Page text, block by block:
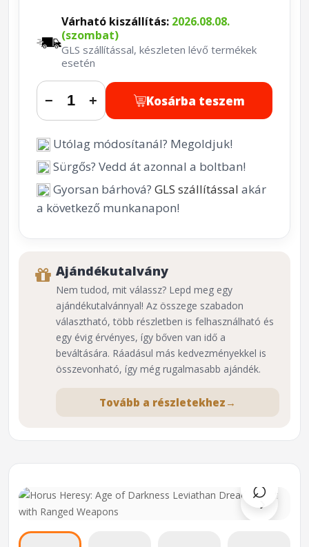
›
⌕
Várható kiszállítás: 2026.08.08.
(szombat)
GLS szállítással, készleten lévő termékek
esetén
− + Kosárba teszem
Utólag módosítanál? Megoldjuk!
Sürgős? Vedd át azonnal a boltban!
Gyorsan bárhová? GLS szállítással akár
a következő munkanapon!
Ajándékutalvány
Nem tudod, mit válassz? Lepd meg egy
ajándékutalvánnyal! Az összege szabadon
választható, több részletben is felhasználható és
egy évig érvényes, így bőven van idő a
beváltására. Ráadásul más kedvezményekkel is
összevonható, így még rugalmasabb ajándék.
Tovább a részletekhez →